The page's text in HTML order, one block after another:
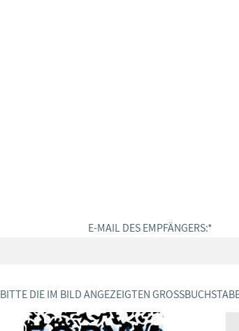
E-MAIL DES EMPFÄNGERS:*
BITTE DIE IM BILD ANGEZEIGTEN